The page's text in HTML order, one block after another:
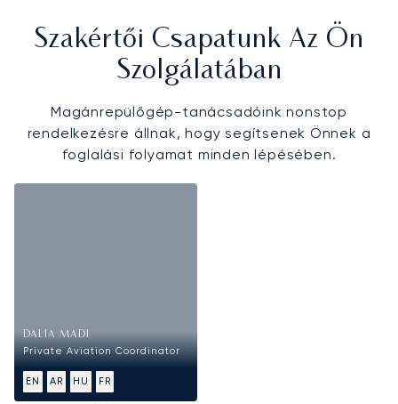
Szakértői Csapatunk Az Ön
Szolgálatában
Magánrepülőgép-tanácsadóink nonstop
rendelkezésre állnak, hogy segítsenek Önnek a
foglalási folyamat minden lépésében.
DALIA MADI
Private Aviation Coordinator
EN AR HU FR